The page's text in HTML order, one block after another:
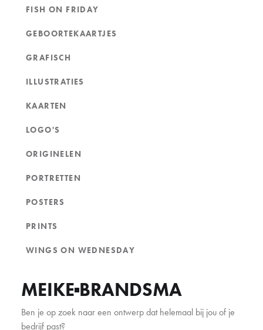
MEIKE BRANDSMA
Ben je op zoek naar een ontwerp dat helemaal bij jou of je
bedrijf past?
FISH ON FRIDAY
GEBOORTEKAARTJES
GRAFISCH
ILLUSTRATIES
KAARTEN
LOGO'S
ORIGINELEN
PORTRETTEN
POSTERS
PRINTS
WINGS ON WEDNESDAY